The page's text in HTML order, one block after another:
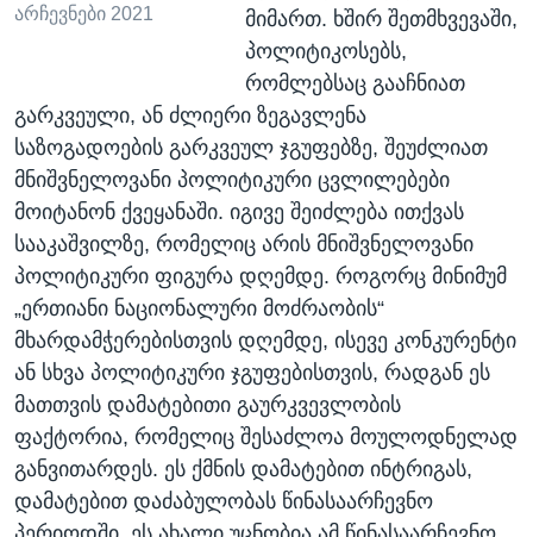
არჩევნები 2021
მიმართ. ხშირ შეთმხვევაში,
პოლიტიკოსებს,
რომლებსაც გააჩნიათ
გარკვეული, ან ძლიერი ზეგავლენა
საზოგადოების გარკვეულ ჯგუფებზე, შეუძლიათ
მნიშვნელოვანი პოლიტიკური ცვლილებები
მოიტანონ ქვეყანაში. იგივე შეიძლება ითქვას
სააკაშვილზე, რომელიც არის მნიშვნელოვანი
პოლიტიკური ფიგურა დღემდე. როგორც მინიმუმ
„ერთიანი ნაციონალური მოძრაობის“
მხარდამჭერებისთვის დღემდე, ისევე კონკურენტი
ან სხვა პოლიტიკური ჯგუფებისთვის, რადგან ეს
მათთვის დამატებითი გაურკვევლობის
ფაქტორია, რომელიც შესაძლოა მოულოდნელად
განვითარდეს. ეს ქმნის დამატებით ინტრიგას,
დამატებით დაძაბულობას წინასაარჩევნო